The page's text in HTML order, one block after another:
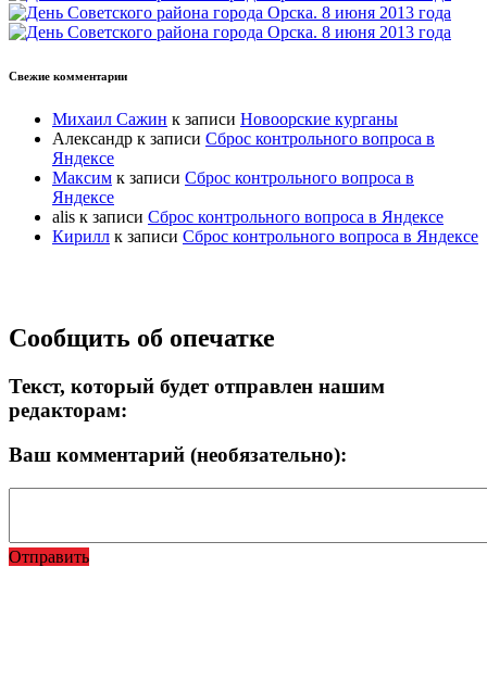
Свежие комментарии
Михаил Сажин к записи Новоорские курганы
Александр к записи Сброс контрольного вопроса в
Яндексе
Максим к записи Сброс контрольного вопроса в
Яндексе
alis к записи Сброс контрольного вопроса в Яндексе
Кирилл к записи Сброс контрольного вопроса в Яндексе
Прокрутка
вверх
Сообщить об опечатке
Текст, который будет отправлен нашим
редакторам:
Ваш комментарий (необязательно):
Отправить